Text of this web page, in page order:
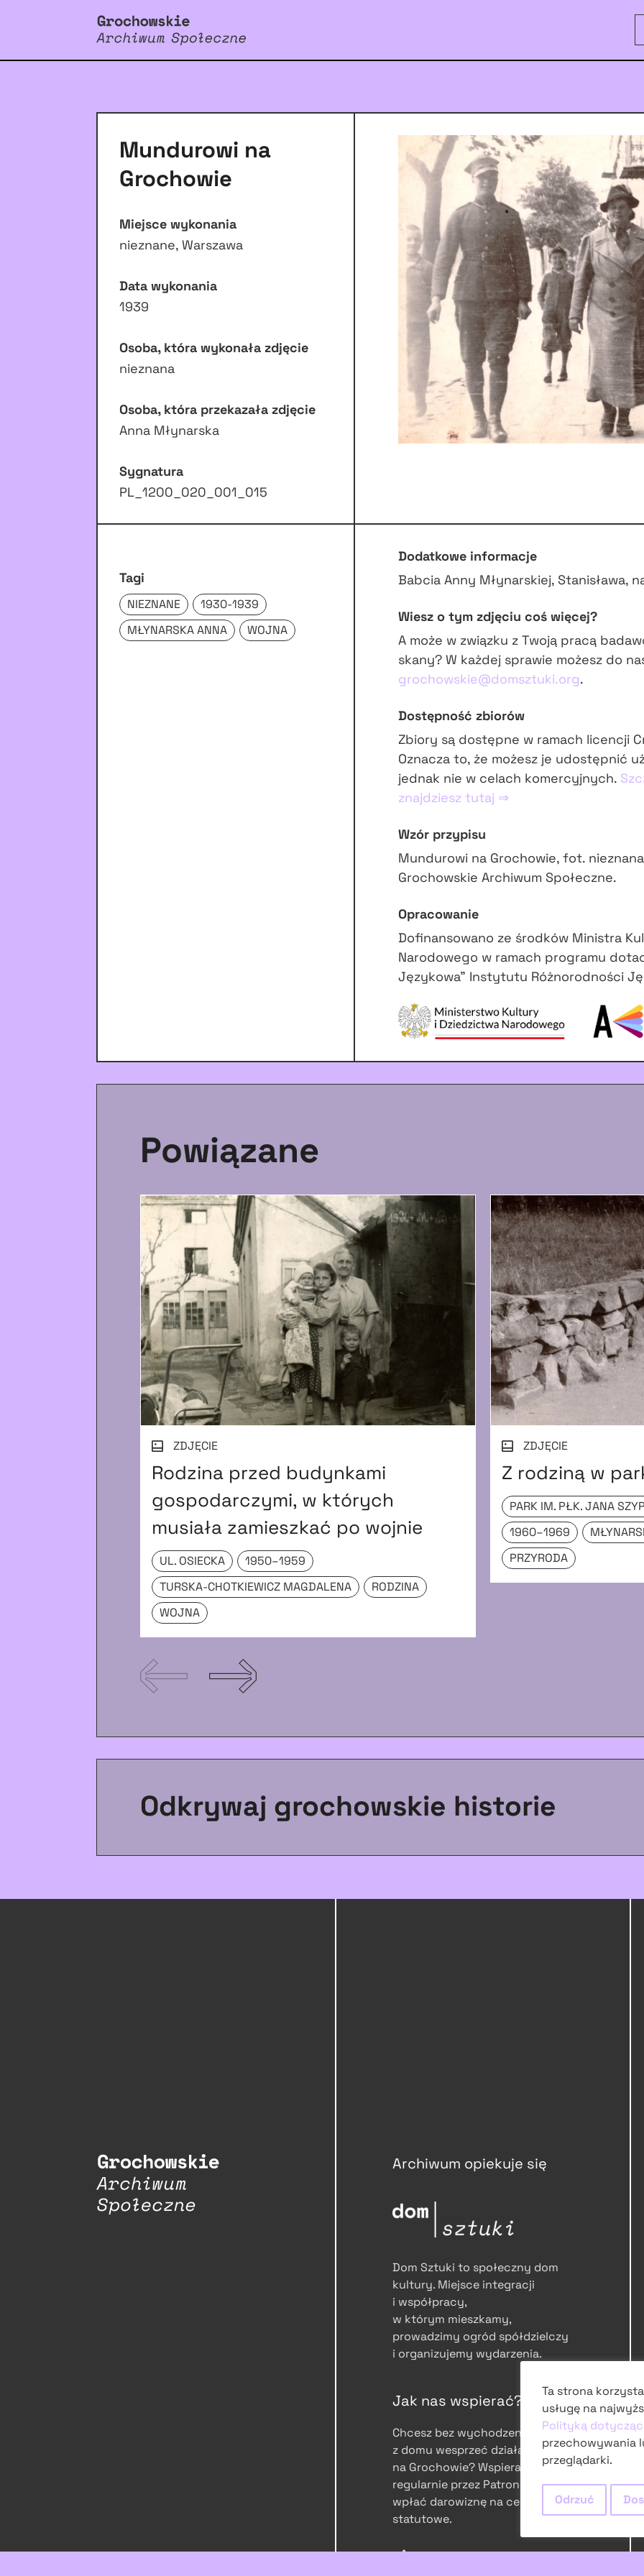
Mundurowi na
Grochowie
Miejsce wykonania
nieznane, Warszawa
Data wykonania
1939
Osoba, która wykonała zdjęcie
nieznana
Osoba, która przekazała zdjęcie
Anna Młynarska
Sygnatura
PL_1200_020_001_015
Tagi
NIEZNANE
1930-1939
MŁYNARSKA ANNA
WOJNA
Dodatkowe informacje
Babcia Anny Młynarskiej, Stanisława,
Wiesz o tym zdjęciu coś więcej?
A może w związku z Twoją pracą
skany? W każdej sprawie możesz do
grochowskie@domsztuki.org.
Dostępność zbiorów
Zbiory są dostępne w ramach licencji
Oznacza to, że możesz je udostępnić
jednak nie w celach komercyjnych.
znajdziesz tutaj ⇒
Wzór przypisu
Mundurowi na Grochowie, fot.
Grochowskie Archiwum Społeczne.
Opracowanie
Dofinansowano ze środków Ministra
Narodowego w ramach programu
Językowa” Instytutu Różnorodności
Powiązane
ZDJĘCIE
Rodzina przed budynkami
gospodarczymi, w których
musiała zamieszkać po wojnie
UL. OSIECKA
1950–1959
TURSKA-CHOTKIEWICZ MAGDALENA
RODZINA
WOJNA
ZDJĘCIE
Z rodziną w
PARK IM. PŁK. JANA
1960–1969
PRZYRODA
Odkrywaj grochowskie historie
Archiwum opiekuje się
Dom Sztuki to społeczny dom
kultury. Miejsce integracji
i współpracy,
w którym mieszkamy,
prowadzimy ogród spółdzielczy
i organizujemy wydarzenia.
Jak nas wspierać?
Chcesz bez wychodzenia
z domu wesprzeć działalność
na Grochowie? Wspieraj nas
regularnie przez Patronite lub
wpłać darowiznę na cele
statutowe.
Ta strona
usługę na
Polityką
przechowywania
przeglądarki.
Odrzuć